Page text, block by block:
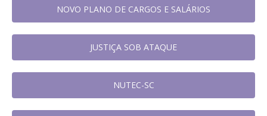
NOVO PLANO DE CARGOS E SALÁRIOS
JUSTIÇA SOB ATAQUE
NUTEC-SC